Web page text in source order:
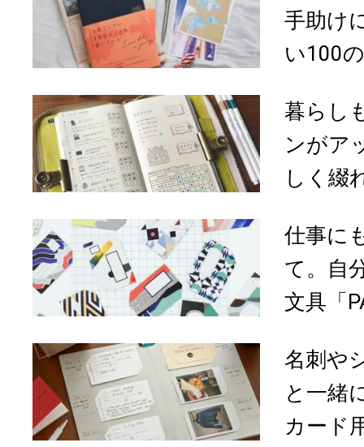
手助け
い100
暮らし
ンがア
しく綴
仕事に
て。自
文具「
名刺や
と一緒
カード